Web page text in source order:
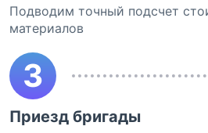
Подводим точный подсчет
материалов
3
Приезд бригады